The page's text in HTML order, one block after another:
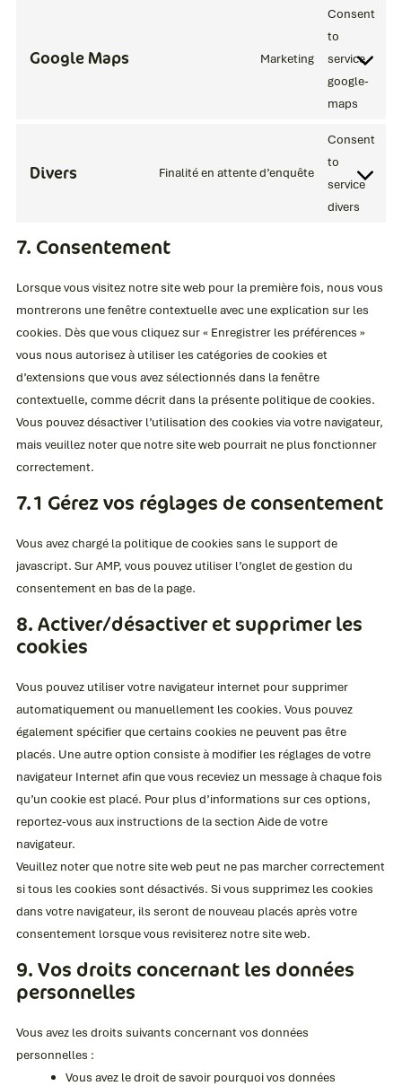
Google Maps Marketing
Consent
to
service
google-
maps
Divers Finalité en attente d’enquête
Consent
to
service
divers
7. Consentement
Lorsque vous visitez notre site web pour la première fois, nous vous
montrerons une fenêtre contextuelle avec une explication sur les
cookies. Dès que vous cliquez sur « Enregistrer les préférences »
vous nous autorisez à utiliser les catégories de cookies et
d’extensions que vous avez sélectionnés dans la fenêtre
contextuelle, comme décrit dans la présente politique de cookies.
Vous pouvez désactiver l’utilisation des cookies via votre navigateur,
mais veuillez noter que notre site web pourrait ne plus fonctionner
correctement.
7.1 Gérez vos réglages de consentement
Vous avez chargé la politique de cookies sans le support de
javascript. Sur AMP, vous pouvez utiliser l’onglet de gestion du
consentement en bas de la page.
8. Activer/désactiver et supprimer les
cookies
Vous pouvez utiliser votre navigateur internet pour supprimer
automatiquement ou manuellement les cookies. Vous pouvez
également spécifier que certains cookies ne peuvent pas être
placés. Une autre option consiste à modifier les réglages de votre
navigateur Internet afin que vous receviez un message à chaque fois
qu’un cookie est placé. Pour plus d’informations sur ces options,
reportez-vous aux instructions de la section Aide de votre
navigateur.
Veuillez noter que notre site web peut ne pas marcher correctement
si tous les cookies sont désactivés. Si vous supprimez les cookies
dans votre navigateur, ils seront de nouveau placés après votre
consentement lorsque vous revisiterez notre site web.
9. Vos droits concernant les données
personnelles
Vous avez les droits suivants concernant vos données
personnelles :
Vous avez le droit de savoir pourquoi vos données